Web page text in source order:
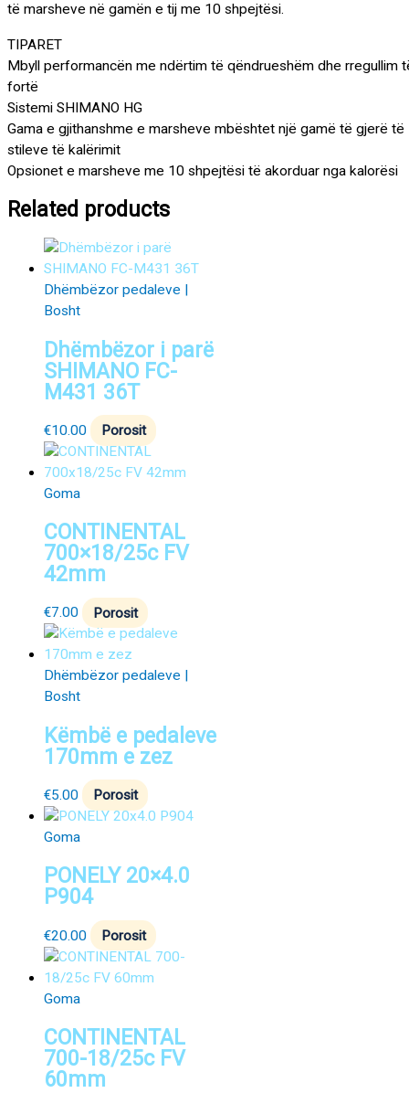
të marsheve në gamën e tij me 10 shpejtësi.
TIPARET
Mbyll performancën me ndërtim të qëndrueshëm dhe rregullim
fortë
Sistemi SHIMANO HG
Gama e gjithanshme e marsheve mbështet një gamë të gjerë të
stileve të kalërimit
Opsionet e marsheve me 10 shpejtësi të akorduar nga kalorësi
Related products
Dhëmbëzor pedaleve |
Bosht
Dhëmbëzor i parë
SHIMANO FC-
M431 36T
€10.00 Porosit
Goma
CONTINENTAL
700×18/25c FV
42mm
€7.00 Porosit
Dhëmbëzor pedaleve |
Bosht
Këmbë e pedaleve
170mm e zez
€5.00 Porosit
Goma
PONELY 20×4.0
P904
€20.00 Porosit
Goma
CONTINENTAL
700-18/25c FV
60mm